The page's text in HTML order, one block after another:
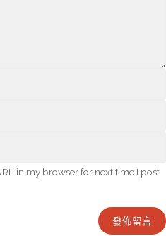
in my browser for next time I post